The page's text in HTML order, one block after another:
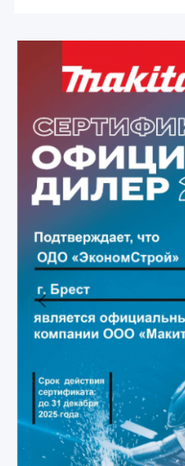
Previous